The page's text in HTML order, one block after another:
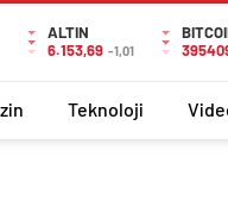
ALTIN
6.153,69 -1,01
Teknoloji